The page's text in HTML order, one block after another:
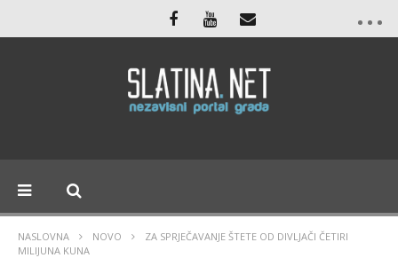
NASLOVNA NOVO
ZA SPRJEČAVANJE ŠTETE OD DIVLJAČI ČETIRI
MILIJUNA KUNA